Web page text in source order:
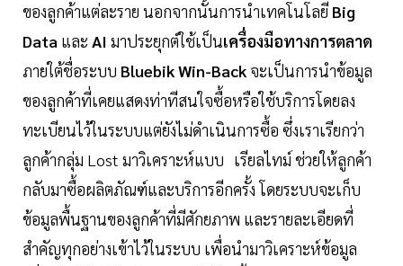
ของลูกค้าแต่ละราย นอกจากนั้นการนำเทคโนโลยี Big
Data และ AI มาประยุกต์ใช้เป็นเครื่องมือทางการตลาด
ภายใต้ชื่อระบบ Bluebik Win-Back จะเป็นการนำข้อมูล
ของลูกค้าที่เคยแสดงท่าทีสนใจซื้อหรือใช้บริการโดยลง
ทะเบียนไว้ในระบบแต่ยังไม่ดำเนินการซื้อ ซึ่งเราเรียกว่า
ลูกค้ากลุ่ม Lost มาวิเคราะห์แบบ เรียลไทม์ ช่วยให้ลูกค้า
กลับมาซื้อผลิตภัณฑ์และบริการอีกครั้ง โดยระบบจะเก็บ
ข้อมูลพื้นฐานของลูกค้าที่มีศักยภาพ และรายละเอียดที่
สำคัญทุกอย่างเข้าไว้ในระบบ เพื่อนำมาวิเคราะห์ข้อมูล